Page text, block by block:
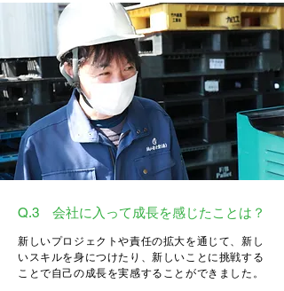
Q.3 会社に入って成長を感じたことは？
新しいプロジェクトや責任の拡大を通じて、新し
いスキルを身につけたり、新しいことに挑戦する
ことで自己の成長を実感することができました。